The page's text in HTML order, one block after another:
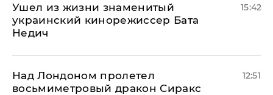
Ушел из жизни знаменитый
украинский кинорежиссер Бата
Недич
15:42
Над Лондоном пролетел
восьмиметровый дракон Сиракс
12:51